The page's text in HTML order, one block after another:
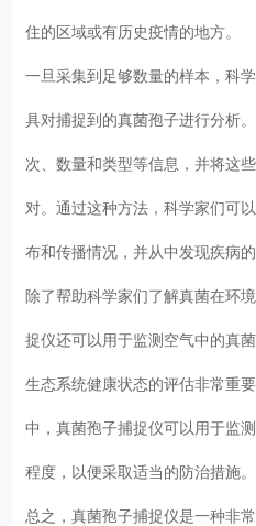
住的区域或有历史疫情的地方。
一旦采集到足够数量的样本，科
具对捕捉到的真菌孢子进行分析
次、数量和类型等信息，并将这
对。通过这种方法，科学家们可
布和传播情况，并从中发现疾病
除了帮助科学家们了解真菌在环
捉仪还可以用于监测空气中的真
生态系统健康状态的评估非常重
中，真菌孢子捕捉仪可以用于监
程度，以便采取适当的防治措施。
总之，真菌孢子捕捉仪是一种非